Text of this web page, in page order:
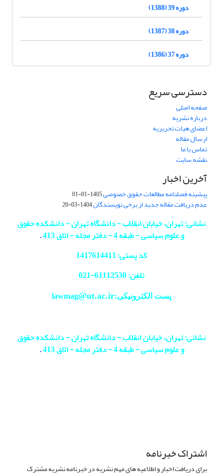
دوره 39 (1388)
دوره 38 (1387)
دوره 37 (1386)
دسترسی سریع
صفحه اصلی
درباره نشریه
اعضای هیات تحریریه
ارسال مقاله
تماس با ما
نقشه سایت
آخرین اخبار
پیشینه فصلنامه مطالعات حقوق خصوصی1405-01-01
عدم دریافت مقاله جدید از برخی نویسندگان1404-03-20
نشانی: تهران، خیابان انقلاب - دانشگاه تهران - دانشکده حقوق
و علوم سیاسی - طبقه 4 - دفتر مجله - اتاق 413
.
کد پستی: 1417614411
تلفن: 61112530-
021
پست الکترونیکی:lawmag@ut.ac.ir
نشانی: تهران، خیابان انقلاب - دانشگاه تهران - دانشکده حقوق
و علوم سیاسی - طبقه 4 - دفتر مجله - اتاق 413
.
اشتراک خبرنامه
برای دریافت اخبار و اطلاعیه های مهم نشریه در خبرنامه نشریه مشترک